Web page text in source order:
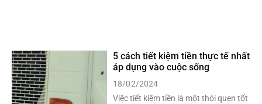
5 cách tiết kiệm tiền thực tế nhất
áp dụng vào cuộc sống
18/02/2024
Việc tiết kiệm tiền là một thói quen tốt